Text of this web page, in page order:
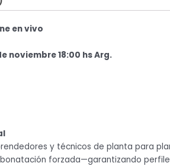
en vivo
noviembre 18:00 hs Arg.
y técnicos de planta para
forzada—garantizando